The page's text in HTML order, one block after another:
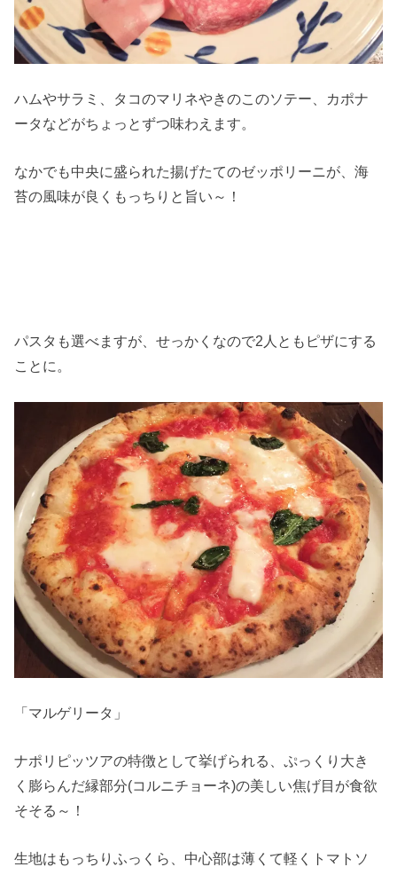
ハムやサラミ、タコのマリネやきのこのソテー、カポナ
ータなどがちょっとずつ味わえます。
なかでも中央に盛られた揚げたてのゼッポリーニが、海
苔の風味が良くもっちりと旨い～！
パスタも選べますが、せっかくなので2人ともピザにする
ことに。
「マルゲリータ」
ナポリピッツアの特徴として挙げられる、ぷっくり大き
く膨らんだ縁部分(コルニチョーネ)の美しい焦げ目が食欲
そそる～！
生地はもっちりふっくら、中心部は薄くて軽くトマトソ